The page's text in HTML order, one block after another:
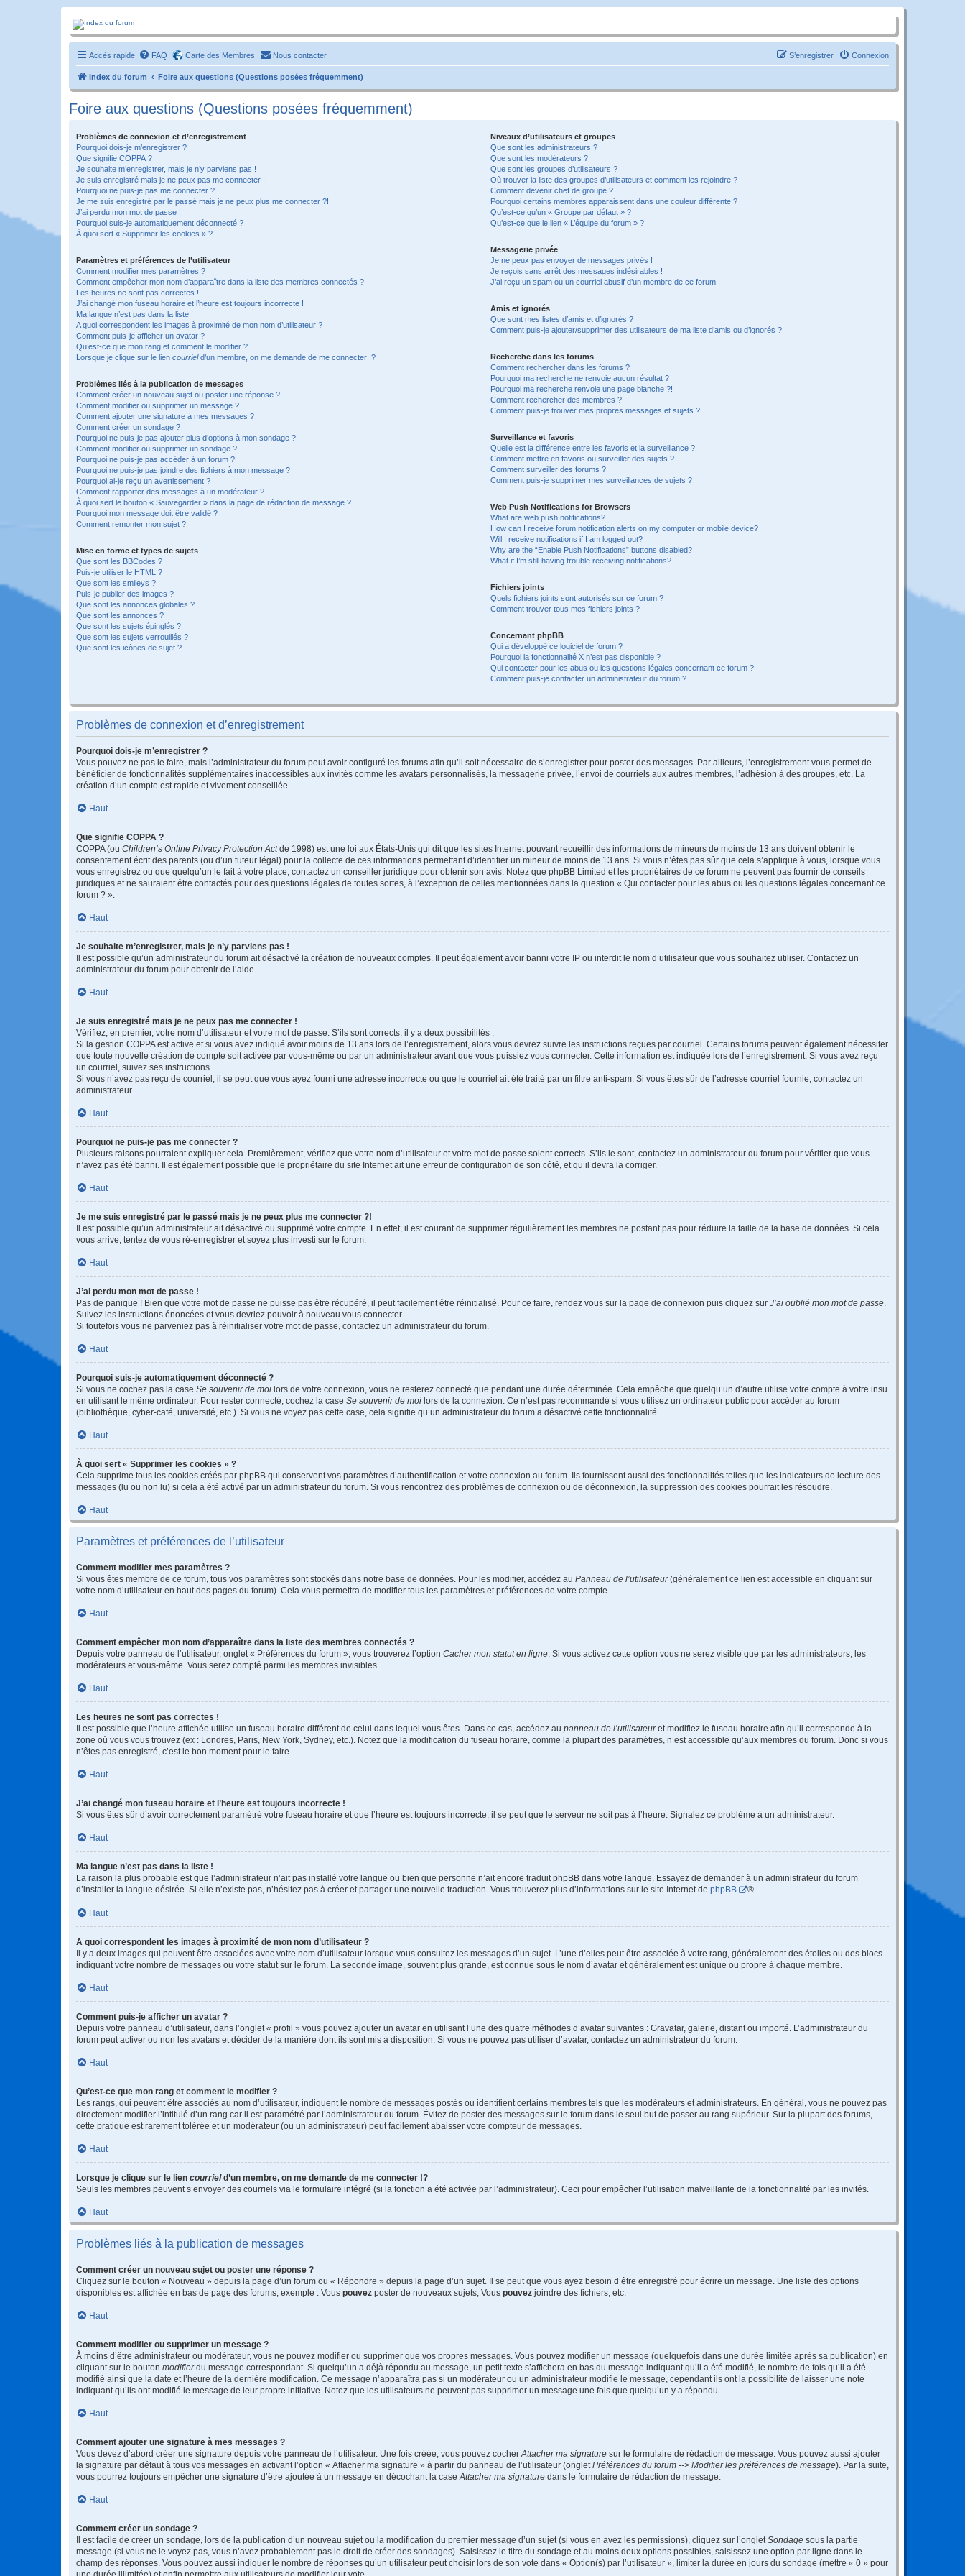
Forum-passionnement
Le forum des passionnés de trains miniature, de petites autos etc etc
Accès rapide FAQ Carte des Membres Nous contacter Connexion
S’enregistrer
Index du forum Foire aux questions (Questions posées fréquemment)
Foire aux questions (Questions posées fréquemment)
Problèmes de connexion et d’enregistrement
Pourquoi dois-je m’enregistrer ?
Que signifie COPPA ?
Je souhaite m’enregistrer, mais je n’y parviens pas !
Je suis enregistré mais je ne peux pas me connecter !
Pourquoi ne puis-je pas me connecter ?
Je me suis enregistré par le passé mais je ne peux plus me connecter ?!
J’ai perdu mon mot de passe !
Pourquoi suis-je automatiquement déconnecté ?
À quoi sert « Supprimer les cookies » ?
Paramètres et préférences de l’utilisateur
Comment modifier mes paramètres ?
Comment empêcher mon nom d’apparaître dans la liste des membres connectés ?
Les heures ne sont pas correctes !
J’ai changé mon fuseau horaire et l’heure est toujours incorrecte !
Ma langue n’est pas dans la liste !
A quoi correspondent les images à proximité de mon nom d’utilisateur ?
Comment puis-je afficher un avatar ?
Qu’est-ce que mon rang et comment le modifier ?
Lorsque je clique sur le lien courrield’un membre, on me demande de me connecter !?
Problèmes liés à la publication de messages
Comment créer un nouveau sujet ou poster une réponse ?
Comment modifier ou supprimer un message ?
Comment ajouter une signature à mes messages ?
Comment créer un sondage ?
Pourquoi ne puis-je pas ajouter plus d’options à mon sondage ?
Comment modifier ou supprimer un sondage ?
Pourquoi ne puis-je pas accéder à un forum ?
Pourquoi ne puis-je pas joindre des fichiers à mon message ?
Pourquoi ai-je reçu un avertissement ?
Comment rapporter des messages à un modérateur ?
À quoi sert le bouton « Sauvegarder » dans la page de rédaction de message ?
Pourquoi mon message doit être validé ?
Comment remonter mon sujet ?
Mise en forme et types de sujets
Que sont les BBCodes ?
Puis-je utiliser le HTML ?
Que sont les smileys ?
Puis-je publier des images ?
Que sont les annonces globales ?
Que sont les annonces ?
Que sont les sujets épinglés ?
Que sont les sujets verrouillés ?
Que sont les icônes de sujet ?
Niveaux d’utilisateurs et groupes
Que sont les administrateurs ?
Que sont les modérateurs ?
Que sont les groupes d’utilisateurs ?
Où trouver la liste des groupes d’utilisateurs et comment les rejoindre ?
Comment devenir chef de groupe ?
Pourquoi certains membres apparaissent dans une couleur différente ?
Qu’est-ce qu’un « Groupe par défaut » ?
Qu’est-ce que le lien « L’équipe du forum » ?
Messagerie privée
Je ne peux pas envoyer de messages privés !
Je reçois sans arrêt des messages indésirables !
J’ai reçu un spam ou un courriel abusif d’un membre de ce forum !
Amis et ignorés
Que sont mes listes d’amis et d’ignorés ?
Comment puis-je ajouter/supprimer des utilisateurs de ma liste d’amis ou d’ignorés ?
Recherche dans les forums
Comment rechercher dans les forums ?
Pourquoi ma recherche ne renvoie aucun résultat ?
Pourquoi ma recherche renvoie une page blanche ?!
Comment rechercher des membres ?
Comment puis-je trouver mes propres messages et sujets ?
Surveillance et favoris
Quelle est la différence entre les favoris et la surveillance ?
Comment mettre en favoris ou surveiller des sujets ?
Comment surveiller des forums ?
Comment puis-je supprimer mes surveillances de sujets ?
Web Push Notifications for Browsers
What are web push notifications?
How can I receive forum notification alerts on my computer or mobile device?
Will I receive notifications if I am logged out?
Why are the “Enable Push Notifications” buttons disabled?
What if I’m still having trouble receiving notifications?
Fichiers joints
Quels fichiers joints sont autorisés sur ce forum ?
Comment trouver tous mes fichiers joints ?
Concernant phpBB
Qui a développé ce logiciel de forum ?
Pourquoi la fonctionnalité X n’est pas disponible ?
Qui contacter pour les abus ou les questions légales concernant ce forum ?
Comment puis-je contacter un administrateur du forum ?
Problèmes de connexion et d’enregistrement
Pourquoi dois-je m’enregistrer ?
Vous pouvez ne pas le faire, mais l’administrateur du forum peut avoir configuré les forums afin qu’il soit nécessaire de s’enregistrer pour poster des messages. Par ailleurs, l’enregistrement vous permet de
bénéficier de fonctionnalités supplémentaires inaccessibles aux invités comme les avatars personnalisés, la messagerie privée, l’envoi de courriels aux autres membres, l’adhésion à des groupes, etc. La
création d’un compte est rapide et vivement conseillée.
Haut
Que signifie COPPA ?
COPPA (ou Children’s Online Privacy Protection Actde 1998) est une loi aux États-Unis qui dit que les sites Internet pouvant recueillir des informations de mineurs de moins de 13 ans doivent obtenir le
consentement écrit des parents (ou d’un tuteur légal) pour la collecte de ces informations permettant d’identifier un mineur de moins de 13 ans. Si vous n’êtes pas sûr que cela s’applique à vous, lorsque vous
vous enregistrez ou que quelqu’un le fait à votre place, contactez un conseiller juridique pour obtenir son avis. Notez que phpBB Limited et les propriétaires de ce forum ne peuvent pas fournir de conseils
juridiques et ne sauraient être contactés pour des questions légales de toutes sortes, à l’exception de celles mentionnées dans la question « Qui contacter pour les abus ou les questions légales concernant ce
forum ? ».
Haut
Je souhaite m’enregistrer, mais je n’y parviens pas !
Il est possible qu’un administrateur du forum ait désactivé la création de nouveaux comptes. Il peut également avoir banni votre IP ou interdit le nom d’utilisateur que vous souhaitez utiliser. Contactez un
administrateur du forum pour obtenir de l’aide.
Haut
Je suis enregistré mais je ne peux pas me connecter !
Vérifiez, en premier, votre nom d’utilisateur et votre mot de passe. S’ils sont corrects, il y a deux possibilités :
Si la gestion COPPA est active et si vous avez indiqué avoir moins de 13 ans lors de l’enregistrement, alors vous devrez suivre les instructions reçues par courriel. Certains forums peuvent également nécessiter
que toute nouvelle création de compte soit activée par vous-même ou par un administrateur avant que vous puissiez vous connecter. Cette information est indiquée lors de l’enregistrement. Si vous avez reçu
un courriel, suivez ses instructions.
Si vous n’avez pas reçu de courriel, il se peut que vous ayez fourni une adresse incorrecte ou que le courriel ait été traité par un filtre anti-spam. Si vous êtes sûr de l’adresse courriel fournie, contactez un
administrateur.
Haut
Pourquoi ne puis-je pas me connecter ?
Plusieurs raisons pourraient expliquer cela. Premièrement, vérifiez que votre nom d’utilisateur et votre mot de passe soient corrects. S’ils le sont, contactez un administrateur du forum pour vérifier que vous
n’avez pas été banni. Il est également possible que le propriétaire du site Internet ait une erreur de configuration de son côté, et qu’il devra la corriger.
Haut
Je me suis enregistré par le passé mais je ne peux plus me connecter ?!
Il est possible qu’un administrateur ait désactivé ou supprimé votre compte. En effet, il est courant de supprimer régulièrement les membres ne postant pas pour réduire la taille de la base de données. Si cela
vous arrive, tentez de vous ré-enregistrer et soyez plus investi sur le forum.
Haut
J’ai perdu mon mot de passe !
Pas de panique ! Bien que votre mot de passe ne puisse pas être récupéré, il peut facilement être réinitialisé. Pour ce faire, rendez vous sur la page de connexion puis cliquez sur J’ai oublié mon mot de passe.
Suivez les instructions énoncées et vous devriez pouvoir à nouveau vous connecter.
Si toutefois vous ne parveniez pas à réinitialiser votre mot de passe, contactez un administrateur du forum.
Haut
Pourquoi suis-je automatiquement déconnecté ?
Si vous ne cochez pas la case Se souvenir de moi lors de votre connexion, vous ne resterez connecté que pendant une durée déterminée. Cela empêche que quelqu’un d’autre utilise votre compte à votre insu
en utilisant le même ordinateur. Pour rester connecté, cochez la case Se souvenir de moi lors de la connexion. Ce n’est pas recommandé si vous utilisez un ordinateur public pour accéder au forum
(bibliothèque, cyber-café, université, etc.). Si vous ne voyez pas cette case, cela signifie qu’un administrateur du forum a désactivé cette fonctionnalité.
Haut
À quoi sert « Supprimer les cookies » ?
Cela supprime tous les cookies créés par phpBB qui conservent vos paramètres d’authentification et votre connexion au forum. Ils fournissent aussi des fonctionnalités telles que les indicateurs de lecture des
messages (lu ou non lu) si cela a été activé par un administrateur du forum. Si vous rencontrez des problèmes de connexion ou de déconnexion, la suppression des cookies pourrait les résoudre.
Haut
Paramètres et préférences de l’utilisateur
Comment modifier mes paramètres ?
Si vous êtes membre de ce forum, tous vos paramètres sont stockés dans notre base de données. Pour les modifier, accédez au Panneau de l’utilisateur(généralement ce lien est accessible en cliquant sur
votre nom d’utilisateur en haut des pages du forum). Cela vous permettra de modifier tous les paramètres et préférences de votre compte.
Haut
Comment empêcher mon nom d’apparaître dans la liste des membres connectés ?
Depuis votre panneau de l’utilisateur, onglet « Préférences du forum », vous trouverez l’option Cacher mon statut en ligne. Si vous activez cette option vous ne serez visible que par les administrateurs, les
modérateurs et vous-même. Vous serez compté parmi les membres invisibles.
Haut
Les heures ne sont pas correctes !
Il est possible que l’heure affichée utilise un fuseau horaire différent de celui dans lequel vous êtes. Dans ce cas, accédez au panneau de l’utilisateuret modifiez le fuseau horaire afin qu’il corresponde à la
zone où vous vous trouvez (ex : Londres, Paris, New York, Sydney, etc.). Notez que la modification du fuseau horaire, comme la plupart des paramètres, n’est accessible qu’aux membres du forum. Donc si vous
n’êtes pas enregistré, c’est le bon moment pour le faire.
Haut
J’ai changé mon fuseau horaire et l’heure est toujours incorrecte !
Si vous êtes sûr d’avoir correctement paramétré votre fuseau horaire et que l’heure est toujours incorrecte, il se peut que le serveur ne soit pas à l’heure. Signalez ce problème à un administrateur.
Haut
Ma langue n’est pas dans la liste !
La raison la plus probable est que l’administrateur n’ait pas installé votre langue ou bien que personne n’ait encore traduit phpBB dans votre langue. Essayez de demander à un administrateur du forum
d’installer la langue désirée. Si elle n’existe pas, n’hésitez pas à créer et partager une nouvelle traduction. Vous trouverez plus d’informations sur le site Internet de phpBB ®.
Haut
A quoi correspondent les images à proximité de mon nom d’utilisateur ?
Il y a deux images qui peuvent être associées avec votre nom d’utilisateur lorsque vous consultez les messages d’un sujet. L’une d’elles peut être associée à votre rang, généralement des étoiles ou des blocs
indiquant votre nombre de messages ou votre statut sur le forum. La seconde image, souvent plus grande, est connue sous le nom d’avatar et généralement est unique ou propre à chaque membre.
Haut
Comment puis-je afficher un avatar ?
Depuis votre panneau d’utilisateur, dans l’onglet « profil » vous pouvez ajouter un avatar en utilisant l’une des quatre méthodes d’avatar suivantes : Gravatar, galerie, distant ou importé. L’administrateur du
forum peut activer ou non les avatars et décider de la manière dont ils sont mis à disposition. Si vous ne pouvez pas utiliser d’avatar, contactez un administrateur du forum.
Haut
Qu’est-ce que mon rang et comment le modifier ?
Les rangs, qui peuvent être associés au nom d’utilisateur, indiquent le nombre de messages postés ou identifient certains membres tels que les modérateurs et administrateurs. En général, vous ne pouvez pas
directement modifier l’intitulé d’un rang car il est paramétré par l’administrateur du forum. Évitez de poster des messages sur le forum dans le seul but de passer au rang supérieur. Sur la plupart des forums,
cette pratique est rarement tolérée et un modérateur (ou un administrateur) peut facilement abaisser votre compteur de messages.
Haut
Lorsque je clique sur le lien courrield’un membre, on me demande de me connecter !?
Seuls les membres peuvent s’envoyer des courriels via le formulaire intégré (si la fonction a été activée par l’administrateur). Ceci pour empêcher l’utilisation malveillante de la fonctionnalité par les invités.
Haut
Problèmes liés à la publication de messages
Comment créer un nouveau sujet ou poster une réponse ?
Cliquez sur le bouton « Nouveau » depuis la page d’un forum ou « Répondre » depuis la page d’un sujet. Il se peut que vous ayez besoin d’être enregistré pour écrire un message. Une liste des options
disponibles est affichée en bas de page des forums, exemple : Vous pouvez poster de nouveaux sujets, Vous pouvez joindre des fichiers, etc.
Haut
Comment modifier ou supprimer un message ?
À moins d’être administrateur ou modérateur, vous ne pouvez modifier ou supprimer que vos propres messages. Vous pouvez modifier un message (quelquefois dans une durée limitée après sa publication) en
cliquant sur le bouton modifierdu message correspondant. Si quelqu’un a déjà répondu au message, un petit texte s’affichera en bas du message indiquant qu’il a été modifié, le nombre de fois qu’il a été
modifié ainsi que la date et l’heure de la dernière modification. Ce message n’apparaîtra pas si un modérateur ou un administrateur modifie le message, cependant ils ont la possibilité de laisser une note
indiquant qu’ils ont modifié le message de leur propre initiative. Notez que les utilisateurs ne peuvent pas supprimer un message une fois que quelqu’un y a répondu.
Haut
Comment ajouter une signature à mes messages ?
Vous devez d’abord créer une signature depuis votre panneau de l’utilisateur. Une fois créée, vous pouvez cocherAttacher ma signature sur le formulaire de rédaction de message. Vous pouvez aussi ajouter
la signature par défaut à tous vos messages en activant l’option « Attacher ma signature » à partir du panneau de l’utilisateur (ongletPréférences du forum --> Modifier les préférences de message). Par la suite,
vous pourrez toujours empêcher une signature d’être ajoutée à un message en décochant la caseAttacher ma signature dans le formulaire de rédaction de message.
Haut
Comment créer un sondage ?
Il est facile de créer un sondage, lors de la publication d’un nouveau sujet ou la modification du premier message d’un sujet (si vous en avez les permissions), cliquez sur l’ongletSondage sous la partie
message (si vous ne le voyez pas, vous n’avez probablement pas le droit de créer des sondages). Saisissez le titre du sondage et au moins deux options possibles, saisissez une option par ligne dans le
champ des réponses. Vous pouvez aussi indiquer le nombre de réponses qu’un utilisateur peut choisir lors de son vote dans « Option(s) par l’utilisateur », limiter la durée en jours du sondage (mettre « 0 » pour